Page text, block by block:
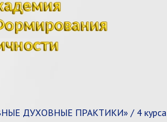
ДУХОВНЫЕ ПРАКТИКИ» / 4 курса